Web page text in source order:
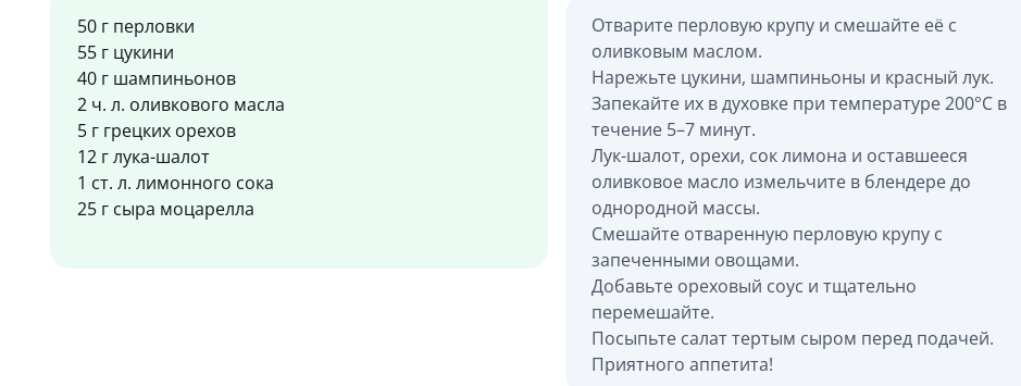
50 г перловки
55 г цукини
40 г шампиньонов
2 ч. л. оливкового масла
5 г грецких орехов
12 г лука-шалот
1 ст. л. лимонного сока
25 г сыра моцарелла
Отварите перловую крупу и смешайте её с
оливковым маслом.
Нарежьте цукини, шампиньоны и красный лук.
Запекайте их в духовке при температуре 200°C в
течение 5–7 минут.
Лук-шалот, орехи, сок лимона и оставшееся
оливковое масло измельчите в блендере до
однородной массы.
Смешайте отваренную перловую крупу с
запеченными овощами.
Добавьте ореховый соус и тщательно
перемешайте.
Посыпьте салат тертым сыром перед подачей.
Приятного аппетита!